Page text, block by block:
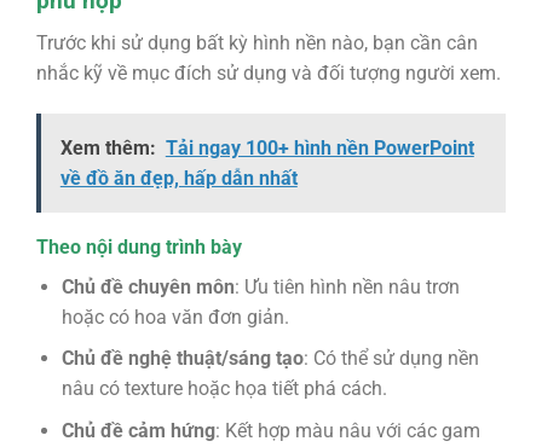
Trước khi sử dụng bất kỳ hình nền nào, bạn cần cân
nhắc kỹ về mục đích sử dụng và đối tượng người xem.
Xem thêm: Tải ngay 100+ hình nền PowerPoint
về đồ ăn đẹp, hấp dẫn nhất
Theo nội dung trình bày
Chủ đề chuyên môn: Ưu tiên hình nền nâu trơn
hoặc có hoa văn đơn giản.
Chủ đề nghệ thuật/sáng tạo: Có thể sử dụng nền
nâu có texture hoặc họa tiết phá cách.
Chủ đề cảm hứng: Kết hợp màu nâu với các gam